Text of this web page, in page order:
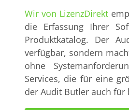
Wir von LizenzDirekt
die Erfassung Ihrer
Produktkatalog. Der
verfügbar, sondern
ohne
Services, die für eine
der Audit Butler auch für